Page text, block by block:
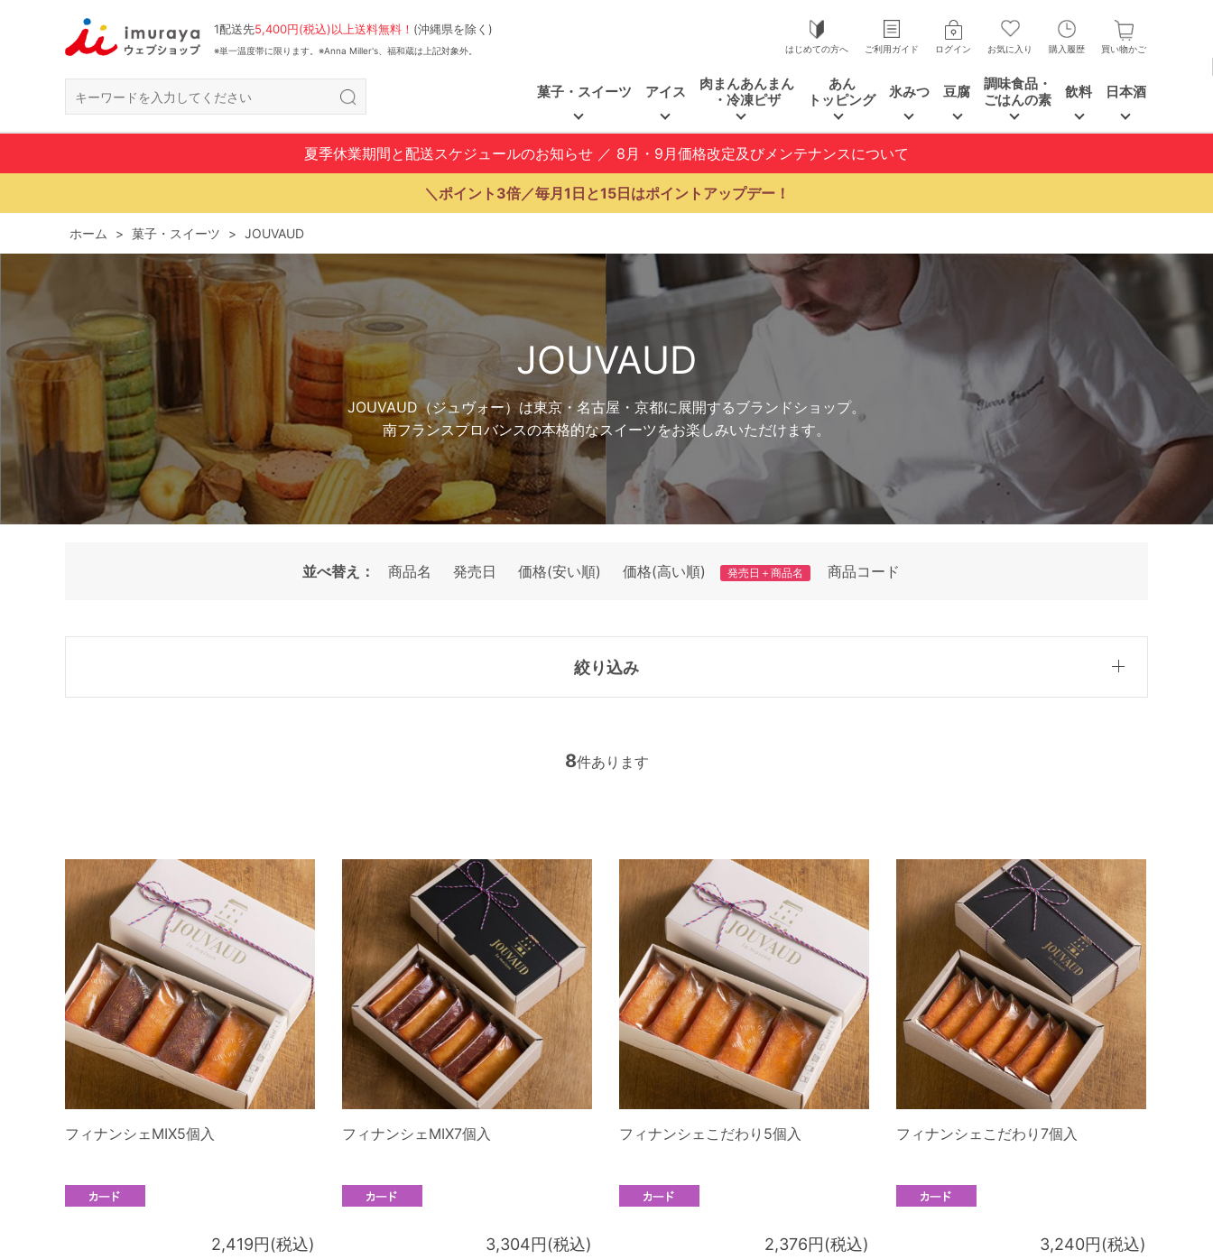
1配送先5,400円(税込)以上送料無料！ (沖縄県を除く)
※単一温度帯に限ります。※Anna Miller's、福和蔵は上記対象外。 はじめての方へ ご利用ガイド ログイン お気に入り 購入履歴 買い物かご
菓子・スイーツ アイス
肉まんあんまん
・冷凍ピザ
あん
トッピング
氷みつ 豆腐
調味食品・
ごはんの素
飲料 日本酒
夏季休業期間と配送スケジュールのお知らせ ／ 8月・9月価格改定及びメンテナンスについて
＼ポイント3倍／毎月1日と15日はポイントアップデー！
ホーム > 菓子・スイーツ > JOUVAUD
JOUVAUD
JOUVAUD（ジュヴォー）は東京・名古屋・京都に展開するブランドショップ。
南フランスプロバンスの本格的なスイーツをお楽しみいただけます。
並べ替え： 商品名 発売日 価格(安い順) 価格(高い順) 発売日＋商品名 商品コード
絞り込み
8件あります
フィナンシェMIX5個入
2,419円(税込)
フィナンシェMIX7個入
3,304円(税込)
フィナンシェこだわり5個入
2,376円(税込)
フィナンシェこだわり7個入
3,240円(税込)